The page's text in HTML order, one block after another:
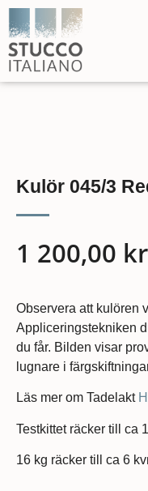
Kulör 045/3
1 200,00 kr
Observera att kulören
Appliceringstekniken
du får. Bilden visar
lugnare i
Läs mer om Tadelakt
Testkittet räcker till ca
16 kg räcker till ca 6